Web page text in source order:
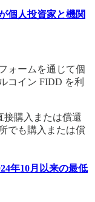
個人投資家と機関
ォームを通じて個
コイン FIDD を利
接購入または償還
でも購入または償
年10月以来の最低